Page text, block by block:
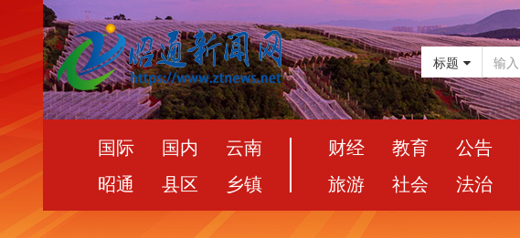
标题
国际 国内
云南
昭通
县区 乡镇
财经 教育
公告
旅游
社会 法治